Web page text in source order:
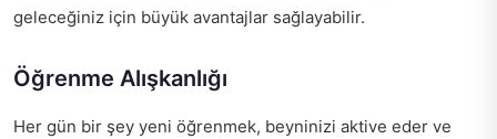
geleceğiniz için büyük avantajlar sağlayabilir.
Öğrenme Alışkanlığı
Her gün bir şey yeni öğrenmek, beyninizi aktive eder ve